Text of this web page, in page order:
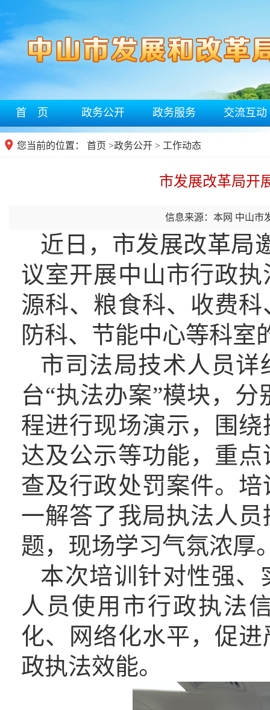
首 页 政务公开 政务服务 交流互动
您当前的位置： 首页 >政务公开 > 工作动态
市发展改革局开
信息来源：本网 中山市
近日，市发展改革局
议室开展中山市行政
源科、粮食科、收费
防科、节能中心等科室
市司法局技术人员
台“执法办案”模块，分
程进行现场演示，围
达及公示等功能，重
查及行政处罚案件。
一解答了我局执法人
题，现场学习气氛浓厚
本次培训针对性强
人员使用市行政执法
化、网络化水平，促
政执法效能。